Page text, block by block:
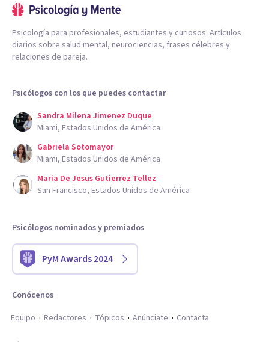
Psicología para profesionales, estudiantes y curiosos. Artículos
diarios sobre salud mental, neurociencias, frases célebres y
relaciones de pareja.
Psicólogos con los que puedes contactar
Sandra Milena Jimenez Duque
Miami, Estados Unidos de América
Gabriela Sotomayor
Miami, Estados Unidos de América
Maria De Jesus Gutierrez Tellez
San Francisco, Estados Unidos de América
Psicólogos nominados y premiados
PyM Awards 2024
Conócenos
Equipo
Redactores Tópicos Anúnciate Contacta